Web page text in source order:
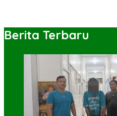
Berita Terbaru